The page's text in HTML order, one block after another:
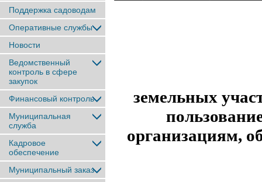
Поддержка садоводам
Оперативные службы
Новости
Ведомственный
контроль в сфере
закупок
Финансовый контроль
Муниципальная
служба
Кадровое
обеспечение
Муниципальный заказ
земельных
организациям,